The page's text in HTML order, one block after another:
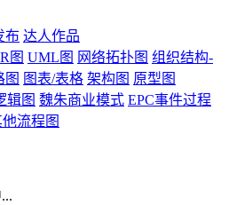
布 达人作品
图 UML图 网络拓扑图 组织结构-
图 图表/表格 架构图 原型图
辑图 魏朱商业模式 EPC事件过程
流程图